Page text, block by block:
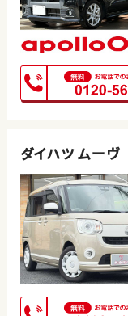
ダイハツ ムー